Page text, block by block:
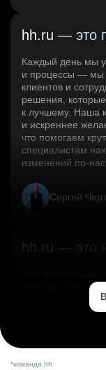
hh.ru — это
Каждый день мы
и процессы — мы
клиентов и
решения,
к лучшему. Наша
и искреннее
что помогаем
специалистам
изменений
Сергей
hh.ru — это
свободы. Мы
по поиску
*команда hh